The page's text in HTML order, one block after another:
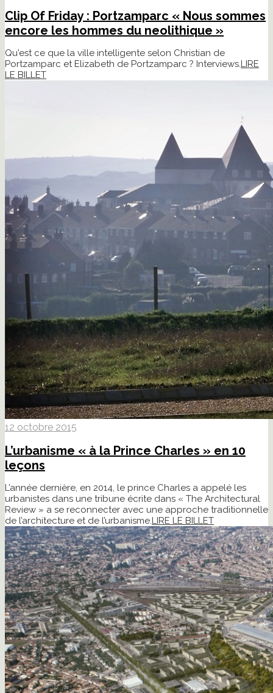
Clip Of Friday : Portzamparc « Nous sommes
encore les hommes du neolithique »
Qu'est ce que la ville intelligente selon Christian de
Portzamparc et Elizabeth de Portzamparc ? Interviews.LIRE
LE BILLET
12 octobre 2015
L’urbanisme « à la Prince Charles » en 10
leçons
L’année dernière, en 2014, le prince Charles a appelé les
urbanistes dans une tribune écrite dans « The Architectural
Review » a se reconnecter avec une approche traditionnelle
de l’architecture et de l’urbanisme.LIRE LE BILLET